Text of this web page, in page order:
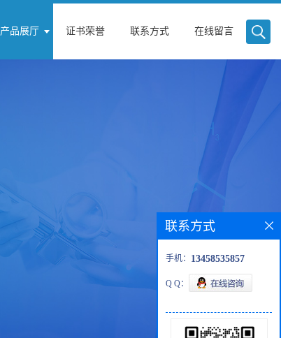
产品展厅 证书荣誉 联系方式 在线留言
联系方式
手机： 13458535857
Q Q：